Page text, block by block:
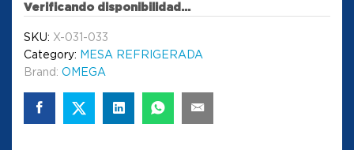
Verificando disponibilidad...
SKU: X-031-033
Category: MESA REFRIGERADA
Brand: OMEGA